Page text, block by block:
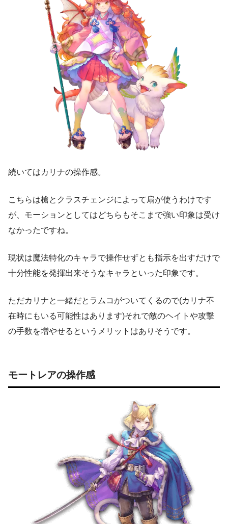
続いてはカリナの操作感。
こちらは槍とクラスチェンジによって扇が使うわけです
が、モーションとしてはどちらもそこまで強い印象は受け
なかったですね。
現状は魔法特化のキャラで操作せずとも指示を出すだけで
十分性能を発揮出来そうなキャラといった印象です。
ただカリナと一緒だとラムコがついてくるので(カリナ不
在時にもいる可能性はあります)それで敵のヘイトや攻撃
の手数を増やせるというメリットはありそうです。
モートレアの操作感